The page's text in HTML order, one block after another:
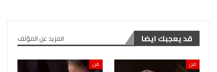
قد يعجبك ايضا المزيد عن المؤلف
فن فن